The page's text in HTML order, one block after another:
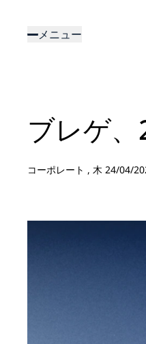
メニュー
ブレゲ
コーポレート , 木 24/04/